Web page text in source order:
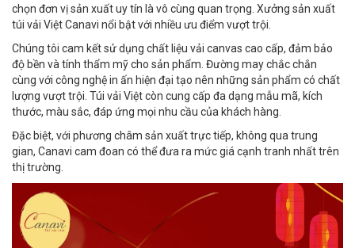
chọn đơn vị sản xuất uy tín là vô cùng quan trọng. Xưởng sản xuất
túi vải Việt Canavi nổi bật với nhiều ưu điểm vượt trội.
Chúng tôi cam kết sử dụng chất liệu vải canvas cao cấp, đảm bảo
độ bền và tính thẩm mỹ cho sản phẩm. Đường may chắc chắn
cùng với công nghệ in ấn hiện đại tạo nên những sản phẩm có chất
lượng vượt trội. Túi vải Việt còn cung cấp đa dạng mẫu mã, kích
thước, màu sắc, đáp ứng mọi nhu cầu của khách hàng.
Đặc biệt, với phương châm sản xuất trực tiếp, không qua trung
gian, Canavi cam đoan có thể đưa ra mức giá cạnh tranh nhất trên
thị trường.